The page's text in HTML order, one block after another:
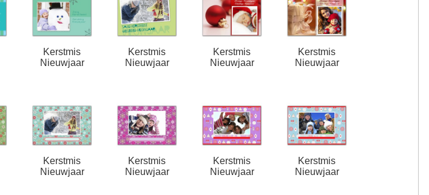
Kerstmis
Nieuwjaar
Kerstmis
Nieuwjaar
Kerstmis
Nieuwjaar
Kerstmis
Nieuwjaar
Kerstmis
Nieuwjaar
Kerstmis
Nieuwjaar
Kerstmis
Nieuwjaar
Kerstmis
Nieuwjaar